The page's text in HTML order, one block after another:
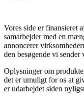
Vores side er finansieret
samarbejder med en
annoncerer
den besøgende vi
Oplysninger om
det er umuligt for os at
er udarbejdet siden